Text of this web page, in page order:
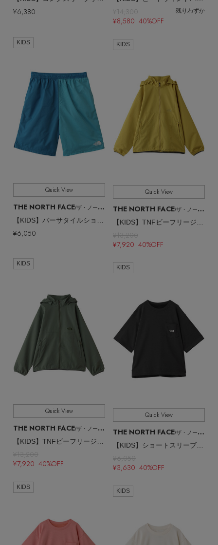
¥6,380 ¥14,300 残りわずか
¥8,580 40%OFF
KIDS
Quick View
THE NORTH FACE/ザ・ノース・フェイス
¥6,050
KIDS
Quick View
THE NORTH FACE/ザ・ノース・フェイス
¥13,200
¥7,920 40%OFF
KIDS
Quick View
THE NORTH FACE/ザ・ノース・フェイス
¥13,200
¥7,920 40%OFF
KIDS
Quick View
THE NORTH FACE/ザ・ノース・フェイス
【KIDS】ショートスリーブヒートプロテクションティー
¥6,050
¥3,630 40%OFF
KIDS
KIDS